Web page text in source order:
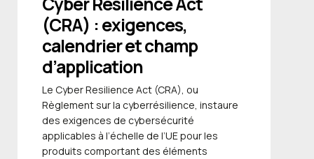
(CRA) : exigences,
calendrier et champ
d’application
Le Cyber Resilience Act (CRA), ou
Règlement sur la cyberrésilience, instaure
des exigences de cybersécurité
applicables à l’échelle de l’UE pour les
produits comportant des éléments